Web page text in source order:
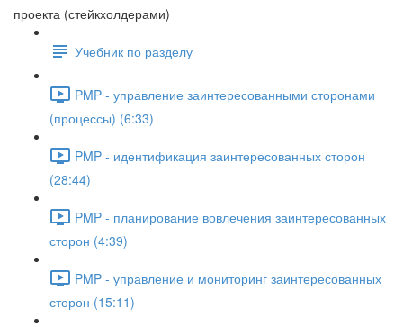
проекта (стейкхолдерами)
Учебник по разделу
PMP - управление заинтересованными сторонами
(процессы) (6:33)
PMP - идентификация заинтересованных сторон
(28:44)
PMP - планирование вовлечения заинтересованных
сторон (4:39)
PMP - управление и мониторинг заинтересованных
сторон (15:11)